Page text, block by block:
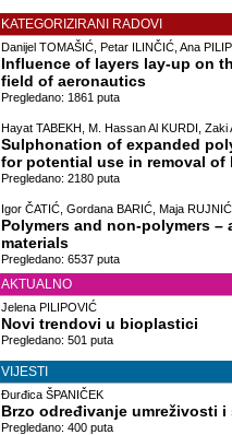
KATEGORIZIRANI RADOVI
Danijel TOMAŠIĆ, Petar ILINČIĆ, Ana
Influence of layers lay-up on
field of aeronautics
Pregledano: 1861 puta
Hayat TABEKH, M. Hassan Al KURDI, Zaki
Sulphonation of expanded
for potential use in removal of
Pregledano: 2180 puta
Igor ČATIĆ, Gordana BARIĆ, Maja
Polymers and non-polymers
materials
Pregledano: 6537 puta
AKTUALNO
Jelena PILIPOVIĆ
Novi trendovi u bioplastici
Pregledano: 501 puta
VIJESTI
Đurđica ŠPANIČEK
Brzo određivanje umreživosti
Pregledano: 400 puta